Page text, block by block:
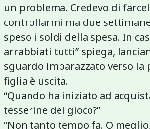
un problema. Credevo di
controllarmi ma due
speso i soldi della spesa. In
arrabbiati tutti” spiega,
sguardo imbarazzato verso la
figlia è uscita.
“Quando ha iniziato ad
tesserine del gioco?”
“Non tanto tempo fa. O